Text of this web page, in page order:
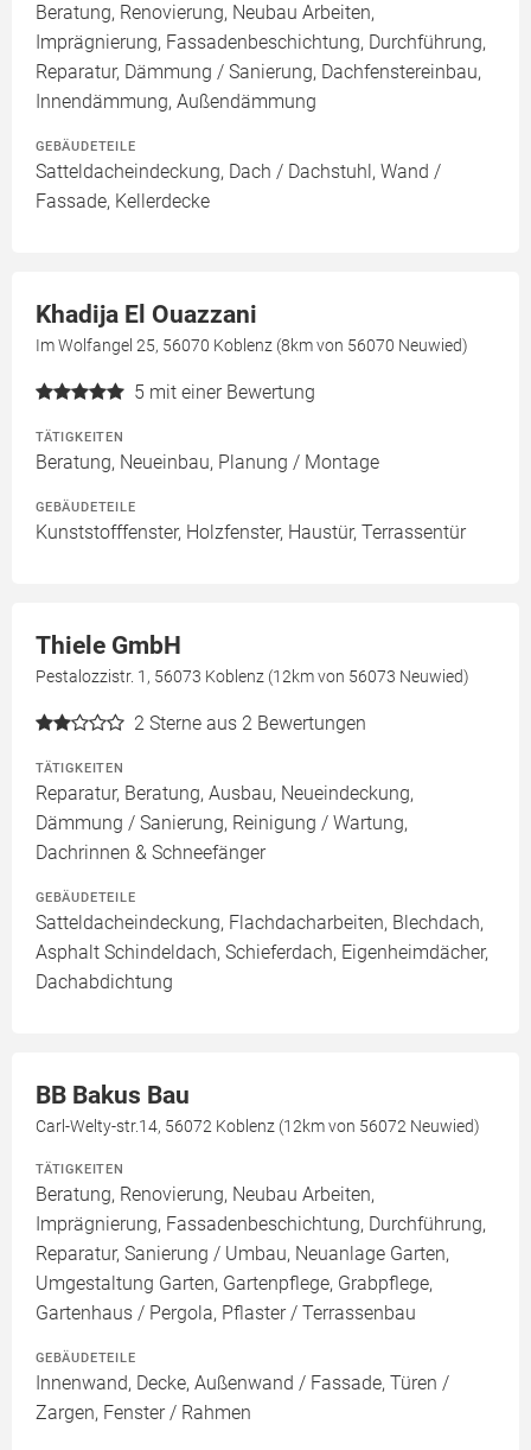
Beratung, Renovierung, Neubau Arbeiten,
Imprägnierung, Fassadenbeschichtung, Durchführung,
Reparatur, Dämmung / Sanierung, Dachfenstereinbau,
Innendämmung, Außendämmung
GEBÄUDETEILE
Satteldacheindeckung, Dach / Dachstuhl, Wand /
Fassade, Kellerdecke
Khadija El Ouazzani
Im Wolfangel 25, 56070 Koblenz (8km von 56070 Neuwied)
5 mit einer Bewertung
TÄTIGKEITEN
Beratung, Neueinbau, Planung / Montage
GEBÄUDETEILE
Kunststofffenster, Holzfenster, Haustür, Terrassentür
Thiele GmbH
Pestalozzistr. 1, 56073 Koblenz (12km von 56073 Neuwied)
2 Sterne aus 2 Bewertungen
TÄTIGKEITEN
Reparatur, Beratung, Ausbau, Neueindeckung,
Dämmung / Sanierung, Reinigung / Wartung,
Dachrinnen & Schneefänger
GEBÄUDETEILE
Satteldacheindeckung, Flachdacharbeiten, Blechdach,
Asphalt Schindeldach, Schieferdach, Eigenheimdächer,
Dachabdichtung
BB Bakus Bau
Carl-Welty-str.14, 56072 Koblenz (12km von 56072 Neuwied)
TÄTIGKEITEN
Beratung, Renovierung, Neubau Arbeiten,
Imprägnierung, Fassadenbeschichtung, Durchführung,
Reparatur, Sanierung / Umbau, Neuanlage Garten,
Umgestaltung Garten, Gartenpflege, Grabpflege,
Gartenhaus / Pergola, Pflaster / Terrassenbau
GEBÄUDETEILE
Innenwand, Decke, Außenwand / Fassade, Türen /
Zargen, Fenster / Rahmen